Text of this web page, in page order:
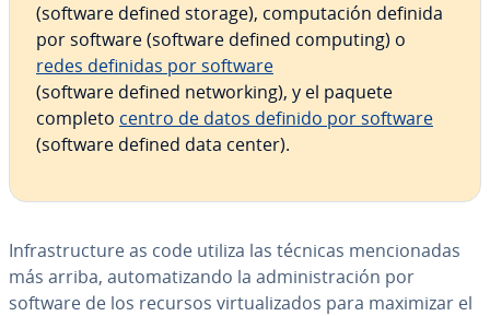
(software defined storage), co­mpu­tación definida
por software (software defined computing) o
redes definidas por software
(software defined ne­t­wo­r­ki­ng), y el paquete
completo centro de datos definido por software
(software defined data center).
In­fra­s­tru­c­tu­re as code utiliza las técnicas me­n­cio­na­das
más arriba, au­to­ma­ti­za­n­do la ad­mi­ni­s­tra­ción por
software de los recursos vi­r­tua­li­za­dos para maximizar el